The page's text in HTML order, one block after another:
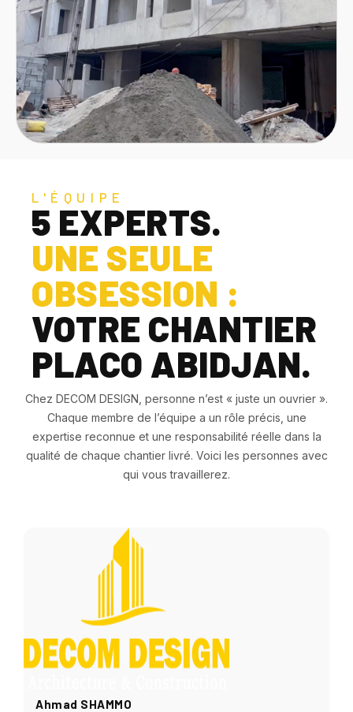
L'ÉQUIPE
5 EXPERTS.
UNE SEULE
OBSESSION :
VOTRE CHANTIER
PLACO ABIDJAN.
Chez DECOM DESIGN, personne n’est « juste un ouvrier ».
Chaque membre de l’équipe a un rôle précis, une
expertise reconnue et une responsabilité réelle dans la
qualité de chaque chantier livré. Voici les personnes avec
qui vous travaillerez.
Ahmad SHAMMO